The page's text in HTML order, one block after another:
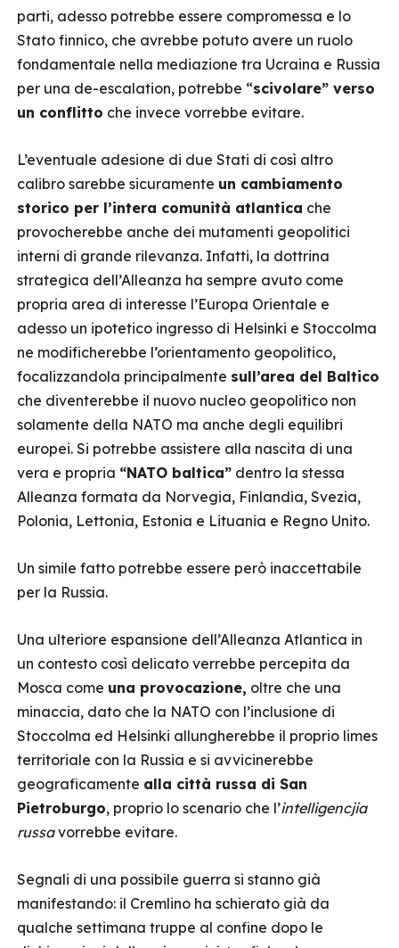
parti, adesso potrebbe essere compromessa e lo
Stato finnico, che avrebbe potuto avere un ruolo
fondamentale nella mediazione tra Ucraina e Russia
per una de-escalation, potrebbe “scivolare” verso
un conflitto che invece vorrebbe evitare.
L’eventuale adesione di due Stati di così altro
calibro sarebbe sicuramente un cambiamento
storico per l’intera comunità atlantica che
provocherebbe anche dei mutamenti geopolitici
interni di grande rilevanza. Infatti, la dottrina
strategica dell’Alleanza ha sempre avuto come
propria area di interesse l’Europa Orientale e
adesso un ipotetico ingresso di Helsinki e Stoccolma
ne modificherebbe l’orientamento geopolitico,
focalizzandola principalmente sull’area del Baltico
che diventerebbe il nuovo nucleo geopolitico non
solamente della NATO ma anche degli equilibri
europei. Si potrebbe assistere alla nascita di una
vera e propria “NATO baltica” dentro la stessa
Alleanza formata da Norvegia, Finlandia, Svezia,
Polonia, Lettonia, Estonia e Lituania e Regno Unito.
Un simile fatto potrebbe essere però inaccettabile
per la Russia.
Una ulteriore espansione dell’Alleanza Atlantica in
un contesto così delicato verrebbe percepita da
Mosca come una provocazione, oltre che una
minaccia, dato che la NATO con l’inclusione di
Stoccolma ed Helsinki allungherebbe il proprio limes
territoriale con la Russia e si avvicinerebbe
geograficamente alla città russa di San
Pietroburgo, proprio lo scenario che l’intelligencjia
russavorrebbe evitare.
Segnali di una possibile guerra si stanno già
manifestando: il Cremlino ha schierato già da
qualche settimana truppe al confine dopo le